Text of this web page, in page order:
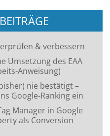
& verbessern
Umsetzung des EAA
Anweisung)
nie bestätigt –
Google-Ranking ein
Manager in Google
als Conversion